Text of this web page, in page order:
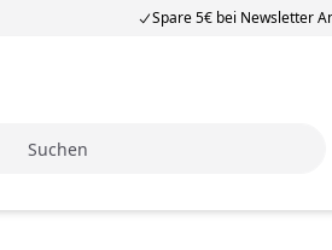
Spare 5€ bei Newsletter